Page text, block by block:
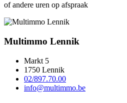
of andere uren op afspraak
Multimmo Lennik
Markt 5
1750 Lennik
02/897.70.00
info@multimmo.be